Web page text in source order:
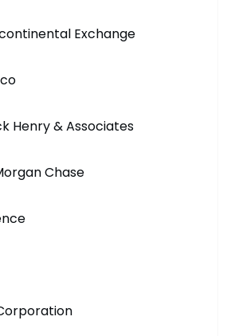
Exchange
Henry & Associates
Chase